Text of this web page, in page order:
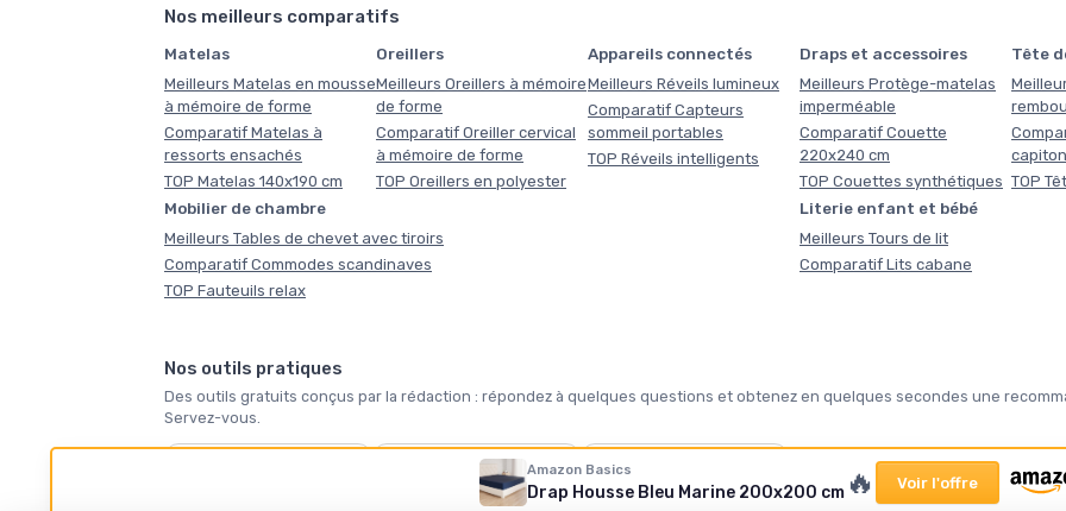
Amazon Basics
Drap Housse Bleu Marine 200x200 cm 🔥 Voir l'offre
Nos meilleurs comparatifs
Matelas
Meilleurs Matelas en mousse
à mémoire de forme
Comparatif Matelas à
ressorts ensachés
TOP Matelas 140x190 cm
Oreillers
Meilleurs Oreillers à mémoire
de forme
Comparatif Oreiller cervical
à mémoire de forme
TOP Oreillers en polyester
Appareils connectés
Meilleurs Réveils lumineux
Comparatif Capteurs
sommeil portables
TOP Réveils intelligents
Draps et accessoires
Meilleurs Protège-matelas
imperméable
Comparatif Couette
220x240 cm
TOP Couettes synthétiques
Tête
TOP
Mobilier de chambre
Meilleurs Tables de chevet avec tiroirs
Comparatif Commodes scandinaves
TOP Fauteuils relax
Literie enfant et bébé
Meilleurs Tours de lit
Comparatif Lits cabane
Nos outils pratiques
Des outils gratuits conçus par la rédaction : répondez à quelques questions et obtenez en quelques secondes une
Servez-vous.
🪶
Quelle taille de couette ?